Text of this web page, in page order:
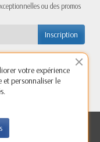
ou des promos
(camping-car,
votre expérience
personnaliser le